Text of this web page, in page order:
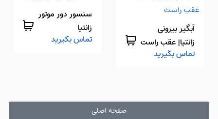
آبگیر بیرونی
زانتیا| عقب راست
تماس بگیرید
سنسور دور موتور
زانتیا
تماس بگیرید
صفحه اصلی